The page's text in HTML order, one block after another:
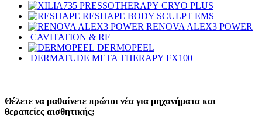
CRYO PLUS
RESHAPE BODY SCULPT EMS
RENOVA ALEX3 POWER
CAVITATION & RF
DERMOPEEL
DERMATUDE META THERAPY FX100
Θέλετε να μαθαίνετε πρώτοι νέα για μηχανήματα και
θεραπείες αισθητικής;